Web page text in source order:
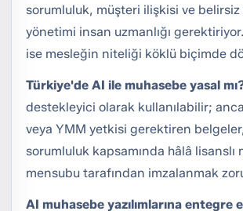
sorumluluk, müşteri ilişkisi ve belirsiz
yönetimi insan uzmanlığı
ise mesleğin niteliği köklü biçimde
Türkiye'de AI ile muhasebe yasal
destekleyici olarak kullanılabilir;
veya YMM yetkisi gerektiren
sorumluluk kapsamında hâlâ lisanslı
mensubu tarafından imzalanmak
AI muhasebe yazılımlarına entegre